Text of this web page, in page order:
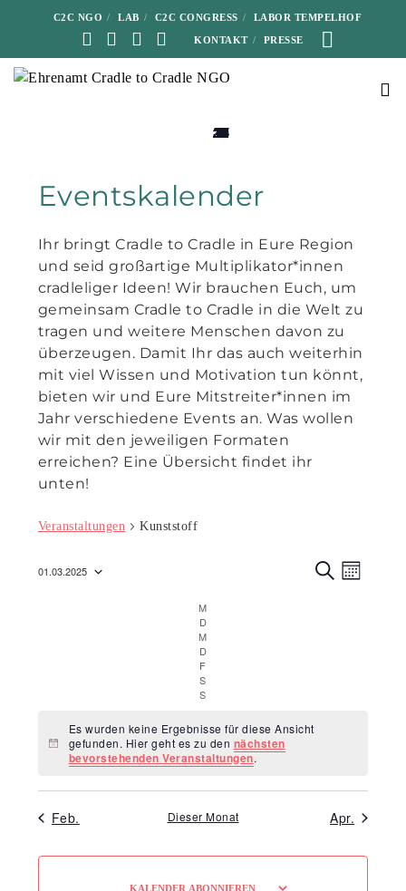
C2C NGO LAB C2C CONGRESS LABOR TEMPELHOF
KONTAKT PRESSE
Eventskalender
Ihr bringt Cradle to Cradle in Eure Region
und seid großartige Multiplikator*innen
cradleliger Ideen! Wir brauchen Euch, um
gemeinsam Cradle to Cradle in die Welt zu
tragen und weitere Menschen davon zu
überzeugen. Damit Ihr das auch weiterhin
mit viel Wissen und Motivation tun könnt,
bieten wir und Eure Mitstreiter*innen im
Jahr verschiedene Events an. Was wollen
wir mit den jeweiligen Formaten
erreichen? Eine Übersicht findet ihr
unten!
Veranstaltungen Kunststoff
M
01.03.2025
M
D
M
D
F
S
S
0
24
0
25
0
26
0
27
0
28
0
1
0
2
0
3
0
4
0
5
0
6
0
7
0
8
0
9
0
10
0
11
0
12
0
13
0
14
0
15
0
16
0
17
0
18
0
19
0
20
0
21
0
22
0
23
0
24
0
25
0
26
0
27
0
28
0
29
0
30
0
31
0
1
0
2
0
3
0
4
0
5
0
6
Hinweis
Es wurden keine Ergebnisse für diese Ansicht
gefunden. Hier geht es zu den nächsten
bevorstehenden Veranstaltungen.
Feb. Dieser Monat Apr.
KALENDER ABONNIEREN